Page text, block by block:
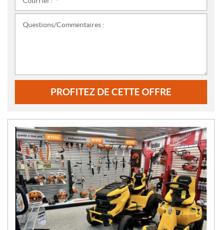
Questions/Commentaires :
PROFITEZ DE CETTE OFFRE
N
O
U
V
E
L
L
E
S